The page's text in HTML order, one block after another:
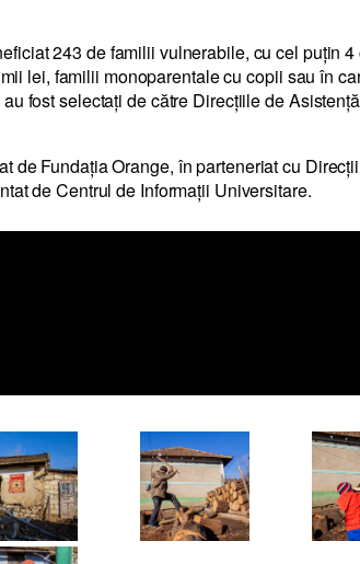
243 de familii vulnerabile, cu cel puțin
lei, familii monoparentale cu copii sau în
fost selectați de către Direcțiile de
de Fundația Orange, în parteneriat cu
de Centrul de Informații Universitare.